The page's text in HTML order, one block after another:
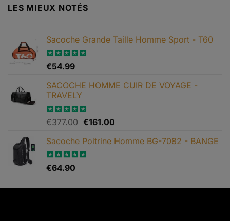
LES MIEUX NOTÉS
Sacoche Grande Taille Homme Sport - T60
Note5.00
€54.99
SACOCHE HOMME CUIR DE VOYAGE -
TRAVELY
Note5.00
€377.00 Le
initial
était :
€161.00Le
actuel
Sacoche Poitrine Homme BG-7082 - BANGE
Note5.00
€64.90